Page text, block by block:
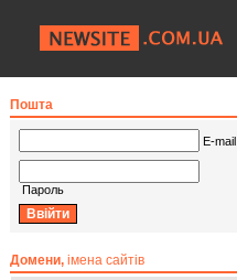
Пошта
E-mail
Пароль
Домени, імена сайтів